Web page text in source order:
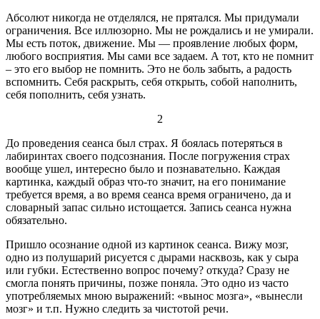
Абсолют никогда не отделялся, не прятался. Мы придумали
ограничения. Все иллюзорно. Мы не рождались и не умирали.
Мы есть поток, движение. Мы — проявление любых форм,
любого восприятия. Мы сами все задаем. А тот, кто не помнит
– это его выбор не помнить. Это не боль забыть, а радость
вспомнить. Себя раскрыть, себя открыть, собой наполнить,
себя пополнить, себя узнать.
2
До проведения сеанса был страх. Я боялась потеряться в
лабиринтах своего подсознания. После погружения страх
вообще ушел, интересно было и познавательно. Каждая
картинка, каждый образ что-то значит, на его понимание
требуется время, а во время сеанса время ограничено, да и
словарный запас сильно истощается. Запись сеанса нужна
обязательно.
Пришло осознание одной из картинок сеанса. Вижу мозг,
одно из полушарий рисуется с дырами насквозь, как у сыра
или губки. Естественно вопрос почему? откуда? Сразу не
смогла понять причины, позже поняла. Это одно из часто
употребляемых мною выражений: «вынос мозга», «вынесли
мозг» и т.п. Нужно следить за чистотой речи.